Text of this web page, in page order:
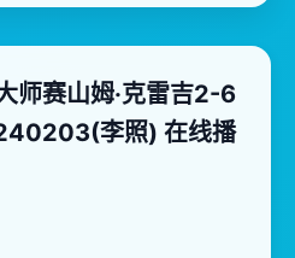
师赛山姆·克雷吉2-6
李照) 在线播